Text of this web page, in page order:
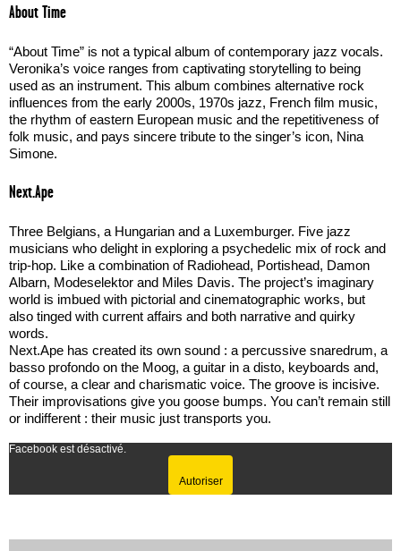
About Time
“About Time” is not a typical album of contemporary jazz vocals.
Veronika’s voice ranges from captivating storytelling to being
used as an instrument. This album combines alternative rock
influences from the early 2000s, 1970s jazz, French film music,
the rhythm of eastern European music and the repetitiveness of
folk music, and pays sincere tribute to the singer’s icon, Nina
Simone.
Next.Ape
Three Belgians, a Hungarian and a Luxemburger. Five jazz
musicians who delight in exploring a psychedelic mix of rock and
trip-hop. Like a combination of Radiohead, Portishead, Damon
Albarn, Modeselektor and Miles Davis. The project’s imaginary
world is imbued with pictorial and cinematographic works, but
also tinged with current affairs and both narrative and quirky
words.
Next.Ape has created its own sound : a percussive snaredrum, a
basso profondo on the Moog, a guitar in a disto, keyboards and,
of course, a clear and charismatic voice. The groove is incisive.
Their improvisations give you goose bumps. You can’t remain still
or indifferent : their music just transports you.
Facebook est désactivé.
Autoriser